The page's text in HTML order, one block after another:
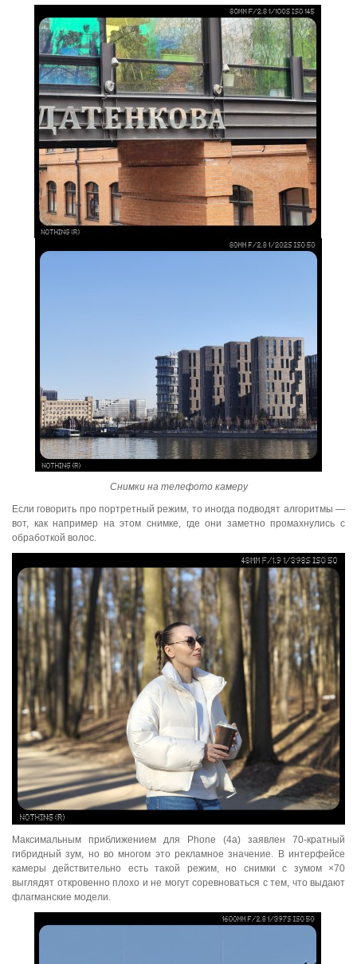
Снимки на телефото камеру
Если говорить про портретный режим, то иногда подводят алгоритмы —
вот, как например на этом снимке, где они заметно промахнулись с
обработкой волос.
Максимальным приближением для Phone (4a) заявлен 70-кратный
гибридный зум, но во многом это рекламное значение. В интерфейсе
камеры действительно есть такой режим, но снимки с зумом ×70
выглядят откровенно плохо и не могут соревноваться с тем, что выдают
флагманские модели.